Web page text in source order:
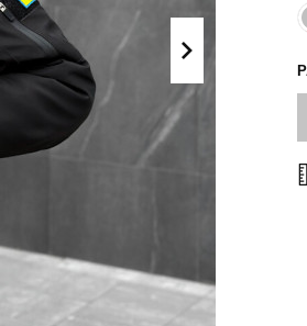
Сорочки
Футболки
Майка
Светри
Світшоти